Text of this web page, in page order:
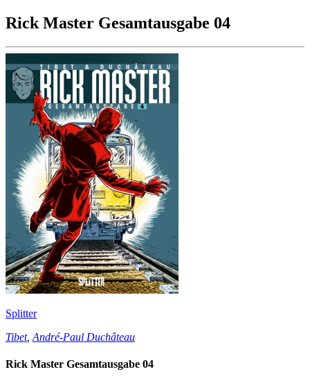
Rick Master Gesamtausgabe 04
Splitter
Tibet, André-Paul Duchâteau
Rick Master Gesamtausgabe 04